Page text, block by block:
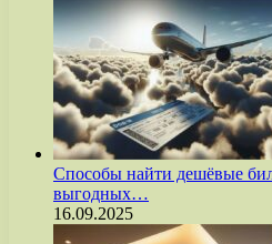
Способы найти дешёвые
выгодных…
16.09.2025